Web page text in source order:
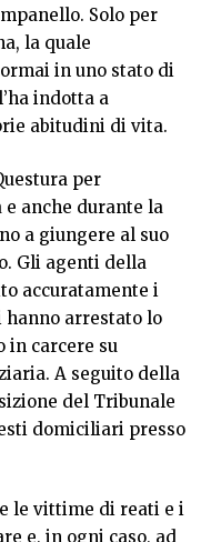
Solo per
la quale
in uno stato di
indotta a
abitudini di vita.
per
anche durante la
a giungere al suo
Gli agenti della
accuratamente i
arrestato lo
in carcere su
A seguito della
del Tribunale
domiciliari presso
le vittime di reati e i
e, in ogni caso, ad